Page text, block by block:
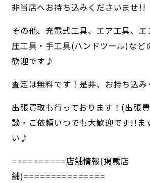
非当店へお持ち込みくださいませ!!
その他、充電式工具、エア工具、
圧工具・手工具(ハンドツール)など
歓迎です♪
査定は無料です！是非、お持ち込み
出張買取も行っております！(出
談・ご依頼いつでも大歓迎です!!ま
い♪
==========店舗情報(掲載店
舗)===============